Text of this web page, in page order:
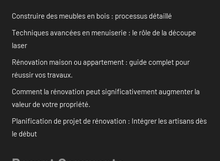
Construire des meubles en bois : processus détaillé
Techniques avancées en menuiserie : le rôle de la découpe
laser
Rénovation maison ou appartement : guide complet pour
réussir vos travaux.
Comment la rénovation peut significativement augmenter la
valeur de votre propriété.
Planification de projet de rénovation : Intégrer les artisans dès
le début